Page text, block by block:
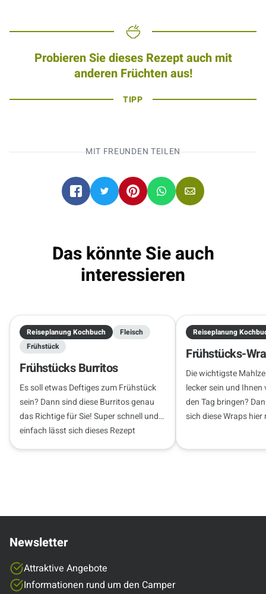
Probieren Sie dieses Rezept auch mit
anderen Früchten aus!
TIPP
MIT FREUNDEN TEILEN
Das könnte Sie auch
interessieren
Reiseplanung Kochbuch
Fleisch
Frühstück
Frühstücks Burritos
Es soll etwas Deftiges zum Frühstück
sein? Dann sind diese Burritos genau
das Richtige für Sie! Super schnell und
einfach lässt sich dieses Rezept
Reiseplanung
Frühstücks-
Die wichtigste
lecker sein und Ihnen
den Tag bringen?
sich diese Wraps hier
Newsletter
Attraktive Angebote
Informationen rund um den Camper